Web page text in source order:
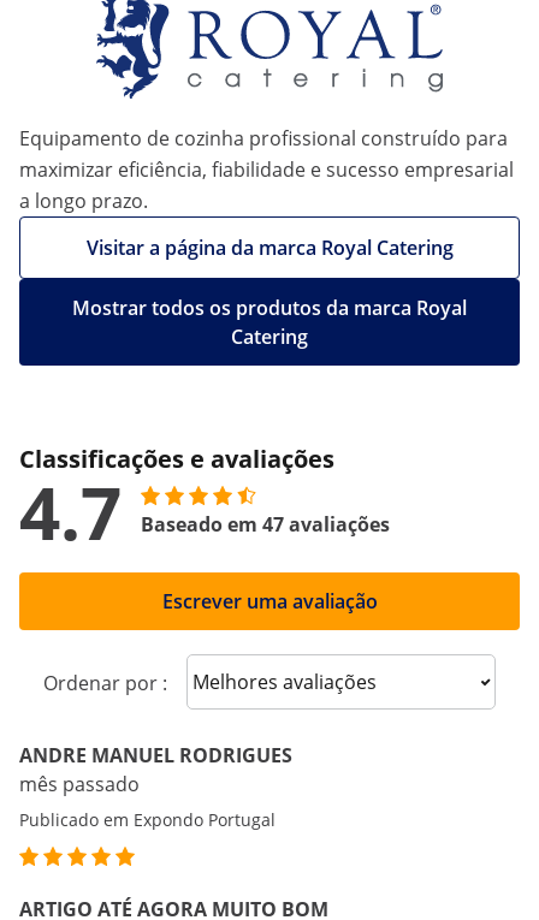
Equipamento de cozinha profissional construído para
maximizar eficiência, fiabilidade e sucesso empresarial
a longo prazo.
Visitar a página da marca Royal Catering
Mostrar todos os produtos da marca Royal
Catering
Classificações e avaliações
4.7 Baseado em 47 avaliações
Escrever uma avaliação
Ordenar por : Sort reviews
ANDRE MANUEL RODRIGUES
mês passado
Publicado em Expondo Portugal
ARTIGO ATÉ AGORA MUITO BOM